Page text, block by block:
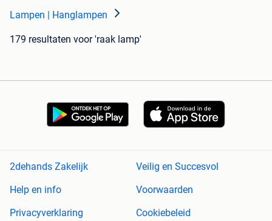
Lampen | Hanglampen
179 resultaten voor 'raak lamp'
2dehands Zakelijk
Veilig en Succesvol
Help en info
Voorwaarden
Privacyverklaring
Cookiebeleid